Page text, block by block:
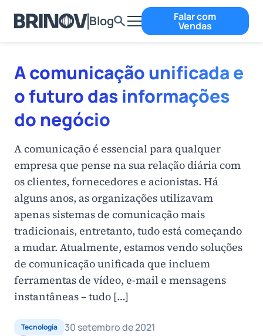
Blog Falar com
Vendas
A comunicação unificada e
o futuro das informações
do negócio
A comunicação é essencial para qualquer
empresa que pense na sua relação diária com
os clientes, fornecedores e acionistas. Há
alguns anos, as organizações utilizavam
apenas sistemas de comunicação mais
tradicionais, entretanto, tudo está começando
a mudar. Atualmente, estamos vendo soluções
de comunicação unificada que incluem
ferramentas de vídeo, e-mail e mensagens
instantâneas – tudo […]
Tecnologia 30 setembro de 2021